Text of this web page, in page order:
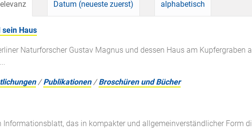
Datum (neueste zuerst) alphabetisch
sein Haus
Naturforscher Gustav Magnus und dessen Haus am
/Publikationen /Broschüren und Bücher
Informationsblatt, das in kompakter und allgemeinverständlicher Form